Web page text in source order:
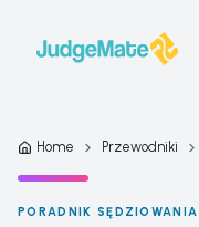
Home Przewodniki
PORADNIK SĘDZIOWANIA